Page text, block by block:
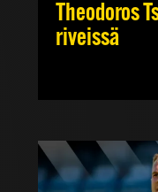
Theodoros
riveissä